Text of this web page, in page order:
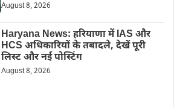
August 8, 2026
Haryana News: हरियाणा में IAS और
HCS अधिकारियों के तबादले, देखें पूरी
लिस्ट और नई पोस्टिंग
August 8, 2026